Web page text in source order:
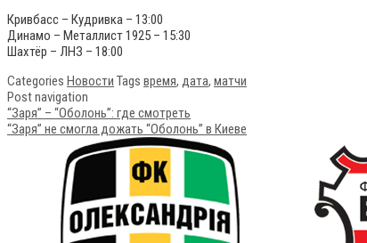
Кривбасс – Кудривка – 13:00
Динамо – Металлист 1925 – 15:30
Шахтёр – ЛНЗ – 18:00
Categories Новости Tags время, дата, матчи
Post navigation
“Заря” – “Оболонь”: где смотреть
“Заря” не смогла дожать “Оболонь” в Киеве